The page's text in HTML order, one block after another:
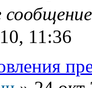
11:36